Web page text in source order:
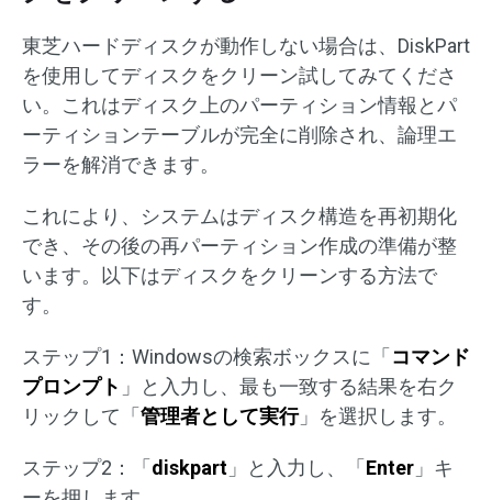
東芝ハードディスクが動作しない場合は、DiskPart
を使用してディスクをクリーン試してみてくださ
い。これはディスク上のパーティション情報とパ
ーティションテーブルが完全に削除され、論理エ
ラーを解消できます。
これにより、システムはディスク構造を再初期化
でき、その後の再パーティション作成の準備が整
います。以下はディスクをクリーンする方法で
す。
ステップ1：Windowsの検索ボックスに「コマンド
プロンプト 」と入力し、最も一致する結果を右ク
リックして「管理者として実行」を選択します。
ステップ2：「diskpart 」と入力し、「Enter 」キ